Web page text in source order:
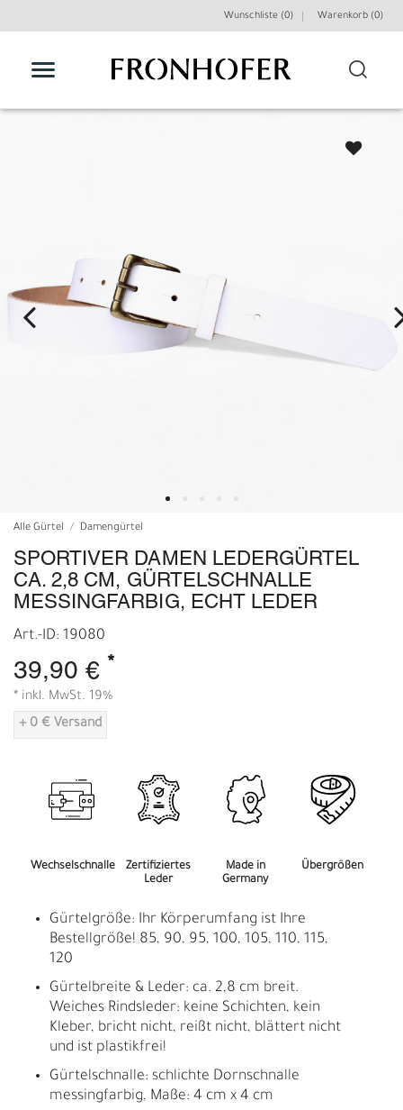
Wunschliste (0) Warenkorb (0)
Alle Gürtel Damengürtel
SPORTIVER DAMEN LEDERGÜRTEL
CA. 2,8 CM, GÜRTELSCHNALLE
MESSINGFARBIG, ECHT LEDER
Art.-ID: 19080
39,90 € *
* inkl. MwSt. 19%
+ 0 € Versand
Wechselschnalle
Zertifiziertes
Leder
Made in
Germany
Übergrößen
Gürtelgröße: Ihr Körperumfang ist Ihre
Bestellgröße! 85, 90, 95, 100, 105, 110, 115,
120
Gürtelbreite & Leder: ca. 2,8 cm breit.
Weiches Rindsleder: keine Schichten, kein
Kleber, bricht nicht, reißt nicht, blättert nicht
und ist plastikfrei!
Gürtelschnalle: schlichte Dornschnalle
messingfarbig, Maße: 4 cm x 4 cm